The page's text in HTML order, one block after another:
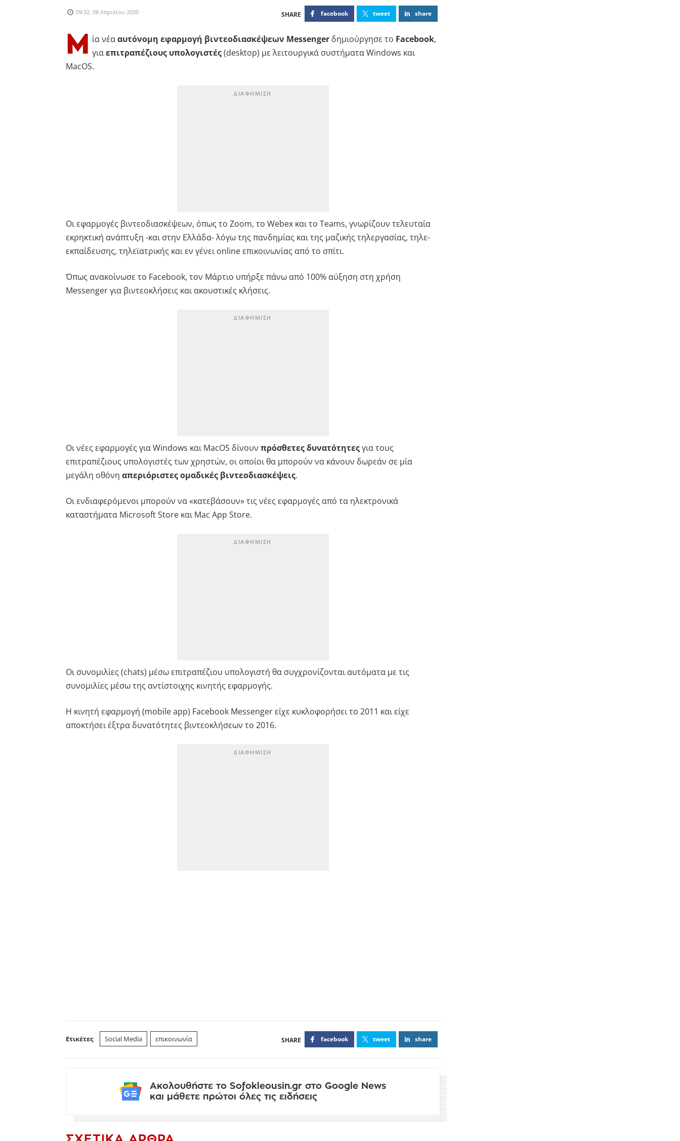
09:32, 08 Απριλίου 2020 facebook tweet share
Μ ία νέααυτόνομη εφαρμογή βιντεοδιασκέψεων Messengerδημιούργησε το Facebook,
γιαεπιτραπέζιους υπολογιστές(desktop) με λειτουργικά συστήματα Windows και
MacOS.
Οι εφαρμογές βιντεοδιασκέψεων, όπως το Zoom, το Webex και το Teams, γνωρίζουν τελευταία
εκρηκτική ανάπτυξη -και στην Ελλάδα- λόγω της πανδημίας και της μαζικής τηλεργασίας, τηλε-
εκπαίδευσης, τηλεϊατρικής και εν γένει online επικοινωνίας από το σπίτι.
Όπως ανακοίνωσε το Facebook, τον Μάρτιο υπήρξε πάνω από 100% αύξηση στη χρήση
Messenger για βιντεοκλήσεις και ακουστικές κλήσεις.
Οι νέες εφαρμογές για Windows και MacOS δίνουν πρόσθετες δυνατότητεςγια τους
επιτραπέζιους υπολογιστές των χρηστών, οι οποίοι θα μπορούν να κάνουν δωρεάν σε μία
μεγάλη οθόνη απεριόριστες ομαδικές βιντεοδιασκέψεις.
Οι ενδιαφερόμενοι μπορούν να «κατεβάσουν» τις νέες εφαρμογές από τα ηλεκτρονικά
καταστήματα Microsoft Store και Mac App Store.
Οι συνομιλίες (chats) μέσω επιτραπέζιου υπολογιστή θα συγχρονίζονται αυτόματα με τις
συνομιλίες μέσω της αντίστοιχης κινητής εφαρμογής.
Η κινητή εφαρμογή (mobile app) Facebook Messenger είχε κυκλοφορήσει το 2011 και είχε
αποκτήσει έξτρα δυνατότητες βιντεοκλήσεων το 2016.
Ετικέτες Social Media επικοινωνία facebook tweet share
Ακολουθήστε το Sofokleousin.gr στο Google News
και μάθετε πρώτοι όλες τις ειδήσεις